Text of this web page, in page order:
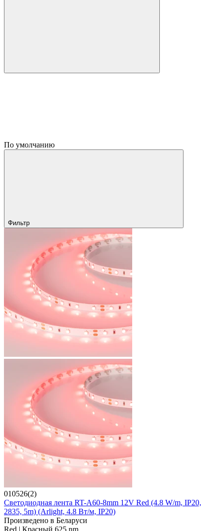
По умолчанию
Фильтр
010526(2)
Светодиодная лента RT-A60-8mm 12V Red (4.8 W/m, IP20,
2835, 5m) (Arlight, 4.8 Вт/м, IP20)
Произведено в Беларуси